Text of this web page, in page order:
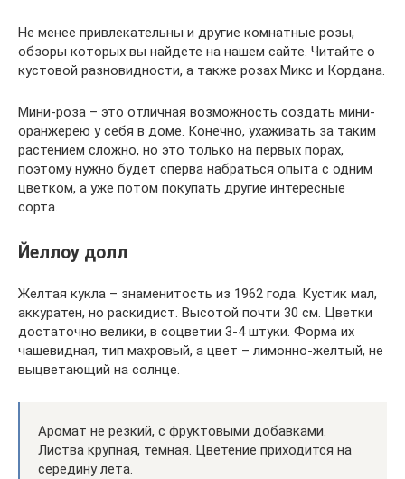
Не менее привлекательны и другие комнатные розы,
обзоры которых вы найдете на нашем сайте. Читайте о
кустовой разновидности, а также розах Микс и Кордана.
Мини-роза – это отличная возможность создать мини-
оранжерею у себя в доме. Конечно, ухаживать за таким
растением сложно, но это только на первых порах,
поэтому нужно будет сперва набраться опыта с одним
цветком, а уже потом покупать другие интересные
сорта.
Йеллоу долл
Желтая кукла – знаменитость из 1962 года. Кустик мал,
аккуратен, но раскидист. Высотой почти 30 см. Цветки
достаточно велики, в соцветии 3-4 штуки. Форма их
чашевидная, тип махровый, а цвет – лимонно-желтый, не
выцветающий на солнце.
Аромат не резкий, с фруктовыми добавками.
Листва крупная, темная. Цветение приходится на
середину лета.